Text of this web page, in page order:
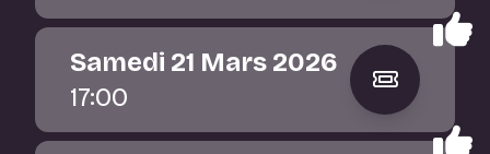
Samedi 21 Mars 2026
17:00